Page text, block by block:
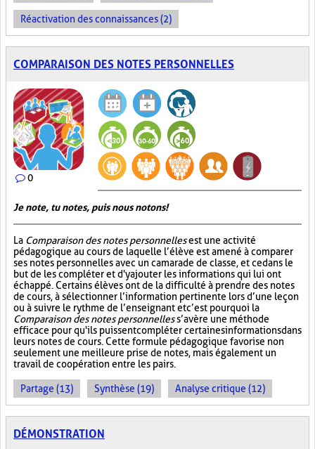
Réactivation des connaissances (2)
COMPARAISON DES NOTES PERSONNELLES
0
Je note, tu notes, puis nous notons!
La Comparaison des notes personnellesest une activité
pédagogique au cours de laquelle l’élève est amené à comparer
ses notes personnelles avec un camarade de classe, et ce dans le
but de les compléter et d'y ajouter les informations qui lui ont
échappé. Certains élèves ont de la difficulté à prendre des notes
de cours, à sélectionner l’information pertinente lors d’une leçon
ou à suivre le rythme de l’enseignant et c’est pourquoi la
Comparaison des notes personnelless’avère une méthode
efficace pour qu'ils puissent compléter certaines informations dans
leurs notes de cours. Cette formule pédagogique favorise non
seulement une meilleure prise de notes, mais également un
travail de coopération entre les pairs.
Partage (13) Synthèse (19) Analyse critique (12)
DÉMONSTRATION